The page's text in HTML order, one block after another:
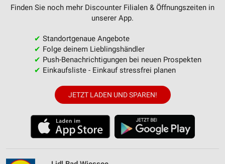
Finden Sie noch mehr Discounter Filialen & Öffnungszeiten in
unserer App.
✔ Standortgenaue Angebote
✔ Folge deinem Lieblingshändler
✔ Push-Benachrichtigungen bei neuen Prospekten
✔ Einkaufsliste - Einkauf stressfrei planen
JETZT LADEN UND SPAREN!